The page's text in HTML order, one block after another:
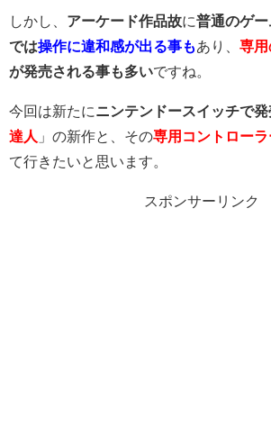
しかし、 アーケード作品故に普通のゲ
では操作に違和感が出る事もあり、 専用
が発売される事も多いですね。
今回は新たに ニンテンドースイッチで発
達人 」の新作と、その専用コントローラ
て行きたいと思います。
スポンサーリンク